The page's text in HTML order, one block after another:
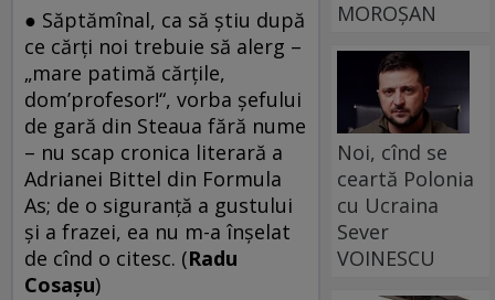
● Săptămînal, ca să ştiu după
ce cărţi noi trebuie să alerg –
„mare patimă cărţile,
dom’profesor!“, vorba şefului
de gară din Steaua fără nume
– nu scap cronica literară a
Adrianei Bittel din Formula
As; de o siguranţă a gustului
şi a frazei, ea nu m-a înşelat
de cînd o citesc. (Radu
Cosaşu)
MOROȘAN
Noi, cînd se
ceartă Polonia
cu Ucraina
Sever
VOINESCU